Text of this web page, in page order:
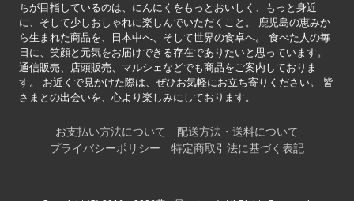
ちが目指しているのは、にんにくをもっとおいしく、もっと身近
に、そして少しおしゃれに楽しんでいただくこと。 鹿児島の恵みか
ら生まれた商品を、日本中へ、そして世界の食卓へ。 食べた人の毎
日に、笑顔と元気をお届けできる存在でありたいと思っています。
通信販売、店頭販売、マルシェなどでも商品をご案内しておりま
す。 お近くで見かけた際は、ぜひお気軽にお立ち寄りください。 皆
さまとの出会いを、心より楽しみにしております。
お支払い方法について
配送方法・送料について
プライバシーポリシー
特定商取引法に基づく表記